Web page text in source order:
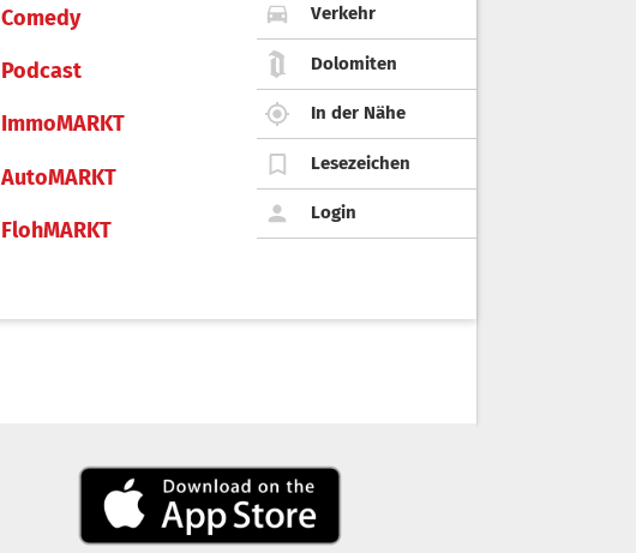
Comedy
Podcast
ImmoMARKT
AutoMARKT
FlohMARKT
Verkehr
Dolomiten
In der Nähe
Lesezeichen
Login